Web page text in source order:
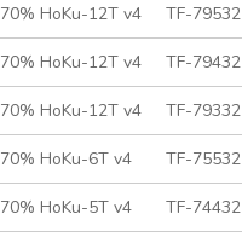
70% HoKu-12T v4 TF-79532
70% HoKu-12T v4 TF-79432
70% HoKu-12T v4 TF-79332
70% HoKu-6T v4 TF-75532
70% HoKu-5T v4 TF-74432